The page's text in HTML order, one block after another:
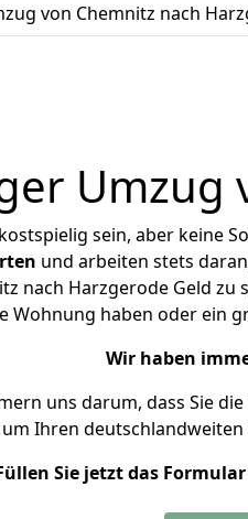
von Chemnitz nach
Umzug
sein, aber keine
und arbeiten stets
nach Harzgerode Geld
Wohnung haben oder ein
Wir haben
uns darum, dass Sie
Ihren
Sie jetzt das